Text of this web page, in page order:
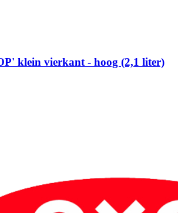
klein vierkant - hoog (2,1 liter)